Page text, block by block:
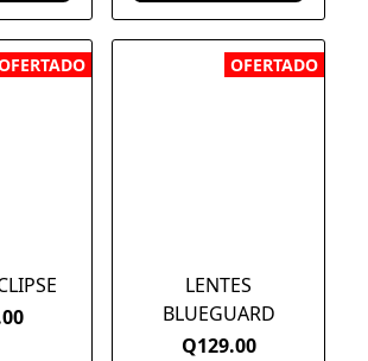
OFERTADO
LENTES
BLUEGUARD
Q129.00